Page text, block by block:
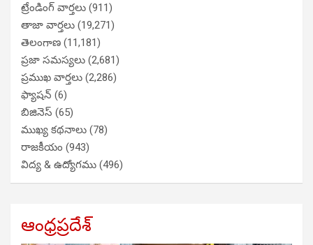
ట్రేండింగ్ వార్తలు (911)
తాజా వార్తలు (19,271)
తెలంగాణ (11,181)
ప్రజా సమస్యలు (2,681)
ప్రముఖ వార్తలు (2,286)
ఫ్యాషన్ (6)
బిజినెస్ (65)
ముఖ్య కథనాలు (78)
రాజకీయం (943)
విద్య & ఉద్యోగము (496)
ఆంధ్రప్రదేశ్